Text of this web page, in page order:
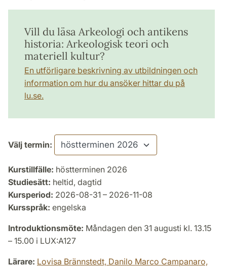
Vill du läsa Arkeologi och antikens
historia: Arkeologisk teori och
materiell kultur?
En utförligare beskrivning av utbildningen och
information om hur du ansöker hittar du på
lu.se.
Välj termin:
Kurstillfälle: höstterminen 2026
Studiesätt: heltid, dagtid
Kursperiod: 2026-08-31 – 2026-11-08
Kursspråk: engelska
Introduktionsmöte: Måndagen den 31 augusti kl. 13.15
– 15.00 i LUX:A127
Lärare: Lovisa Brännstedt, Danilo Marco Campanaro,